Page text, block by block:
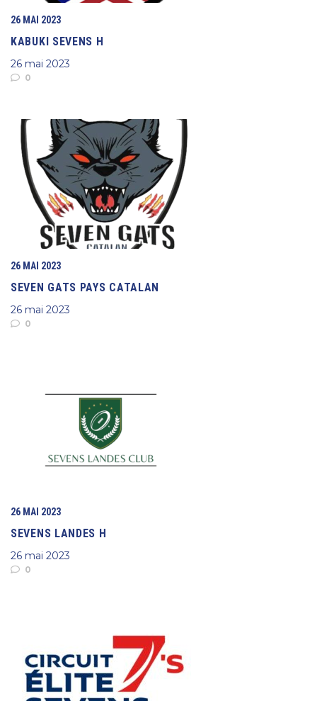
26 MAI 2023
KABUKI SEVENS H
26 mai 2023
0
26 MAI 2023
SEVEN GATS PAYS CATALAN
26 mai 2023
0
26 MAI 2023
SEVENS LANDES H
26 mai 2023
0